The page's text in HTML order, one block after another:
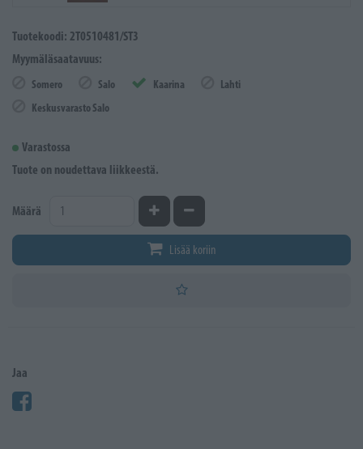
Tuotekoodi: 2T0510481/ST3
Myymäläsaatavuus:
Somero Salo Kaarina
Lahti
Keskusvarasto Salo
Varastossa
Tuote on noudettava liikkeestä.
Määrä Kasvata määrääVähennä määrää
Lisää koriin
Jaa